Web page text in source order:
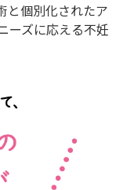
と個別化されたア
ーズに応える不妊